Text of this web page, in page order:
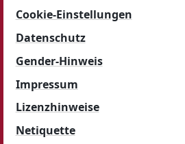
Cookie-Einstellungen
Datenschutz
Gender-Hinweis
Impressum
Lizenzhinweise
Netiquette